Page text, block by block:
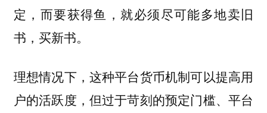
定，而要获得鱼，就必须尽可能多地卖旧
书，买新书。
理想情况下，这种平台货币机制可以提高用
户的活跃度，但过于苛刻的预定门槛、平台